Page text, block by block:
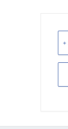
+